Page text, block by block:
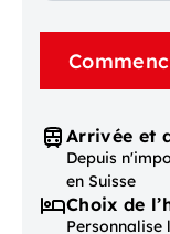
Arrivée et
Depuis
en Suisse
Choix de
Personnalise